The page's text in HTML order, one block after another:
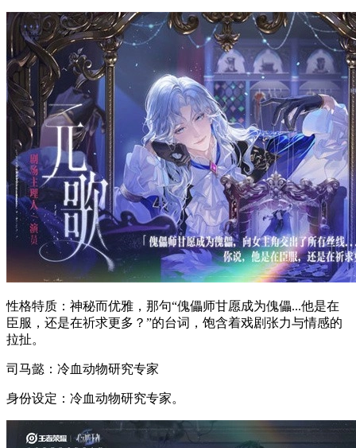
性格特质：神秘而优雅，那句“傀儡师甘愿成为傀儡...他是在
臣服，还是在祈求更多？”的台词，饱含着戏剧张力与情感的
拉扯。
司马懿：冷血动物研究专家
身份设定：冷血动物研究专家。